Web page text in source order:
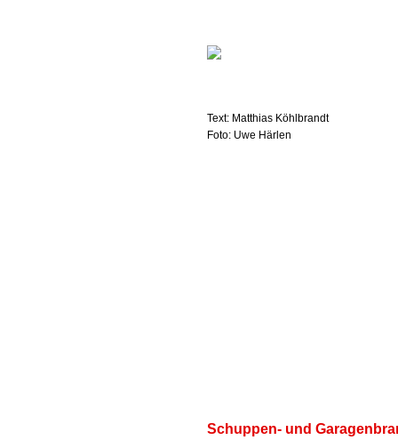
Text: Matthias Köhlbrandt
Foto: Uwe Härlen
Schuppen- und